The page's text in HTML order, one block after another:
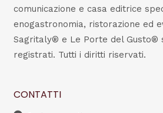
comunicazione e casa editrice
enogastronomia, ristorazione ed
Sagritaly® e Le Porte del Gusto®
registrati. Tutti i diritti riservati.
CONTATTI